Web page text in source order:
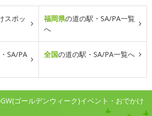
スポッ
福岡県の道の駅・SA/PA一覧
へ
SA/PA
全国の道の駅・SA/PA一覧へ
ゴールデンウィーク)イベント・おでかけ